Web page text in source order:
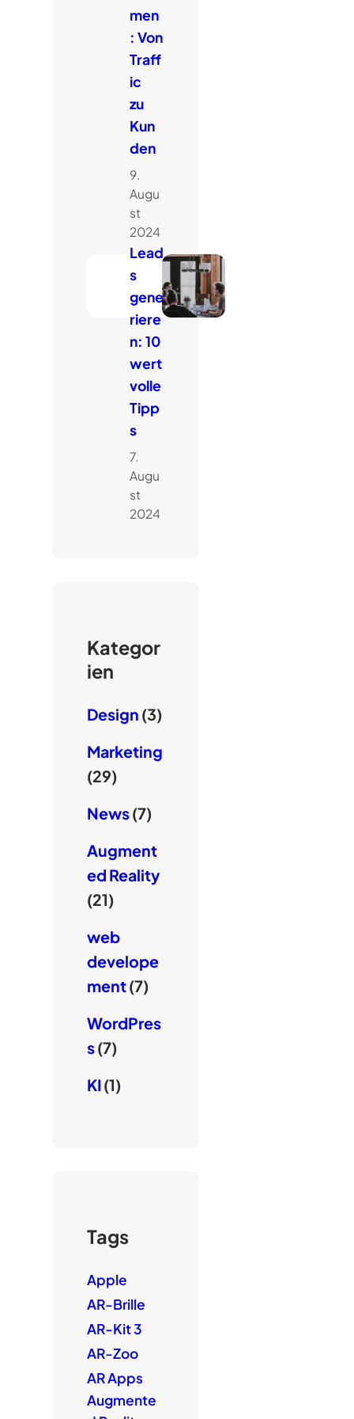
men
: Von
Traff
ic
zu
Kun
den
9.
Augu
st
2024
Lead
s
gene
riere
n: 10
wert
volle
Tipp
s
7.
Augu
st
2024
Kategor
ien
Design (3)
Marketing
(29)
News(7)
Augment
ed Reality
(21)
web
develope
ment(7)
WordPres
s(7)
KI (1)
Tags
Apple
AR-Brille
AR-Kit 3
AR-Zoo
AR Apps
Augmente